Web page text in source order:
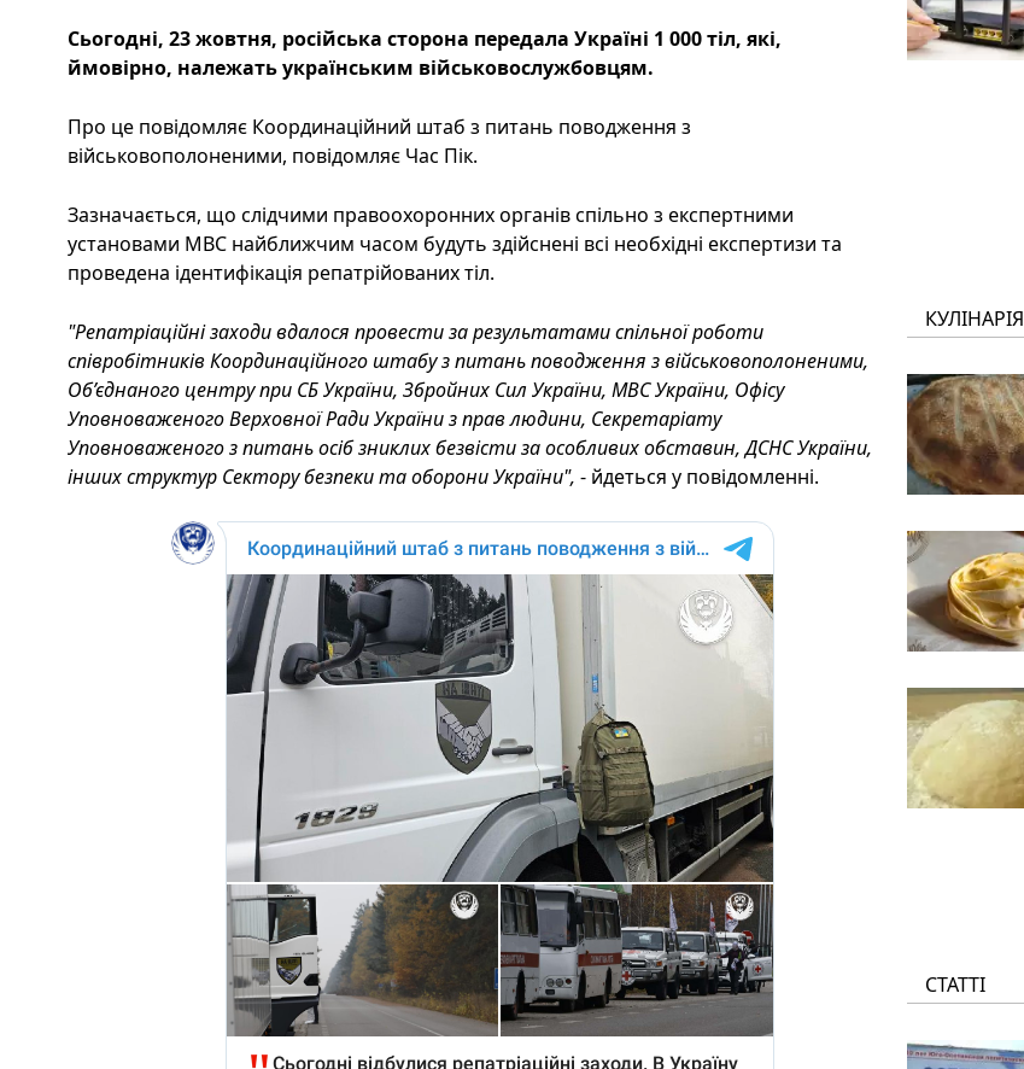
Сьогодні, 23 жовтня, російська сторона передала Україні 1 000 тіл, які,
ймовірно, належать українським військовослужбовцям.
Про це повідомляє Координаційний штаб з питань поводження з
військовополоненими, повідомляє Час Пік.
Зазначається, що слідчими правоохоронних органів спільно з експертними
установами МВС найближчим часом будуть здійснені всі необхідні експертизи та
проведена ідентифікація репатрійованих тіл.
"Репатріаційні заходи вдалося провести за результатами спільної роботи
співробітників Координаційного штабу з питань поводження з військовополоненими,
Об’єднаного центру при СБ України, Збройних Сил України, МВС України, Офісу
Уповноваженого Верховної Ради України з прав людини, Секретаріату
Уповноваженого з питань осіб зниклих безвісти за особливих обставин, ДСНС України,
інших структур Сектору безпеки та оборони України", - йдеться у повідомленні.
КУЛІНАРІЯ
СТАТТІ